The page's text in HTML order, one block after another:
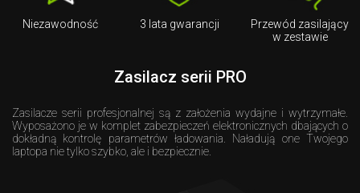
Niezawodność 3 lata gwarancji
Przewód zasilający
w zestawie
Zasilacz serii PRO
Zasilacze serii profesjonalnej są z założenia wydajne i wytrzymałe.
Wyposażono je w komplet zabezpieczeń elektronicznych dbających o
dokładną kontrolę parametrów ładowania. Naładują one Twojego
laptopa nie tylko szybko, ale i bezpiecznie.